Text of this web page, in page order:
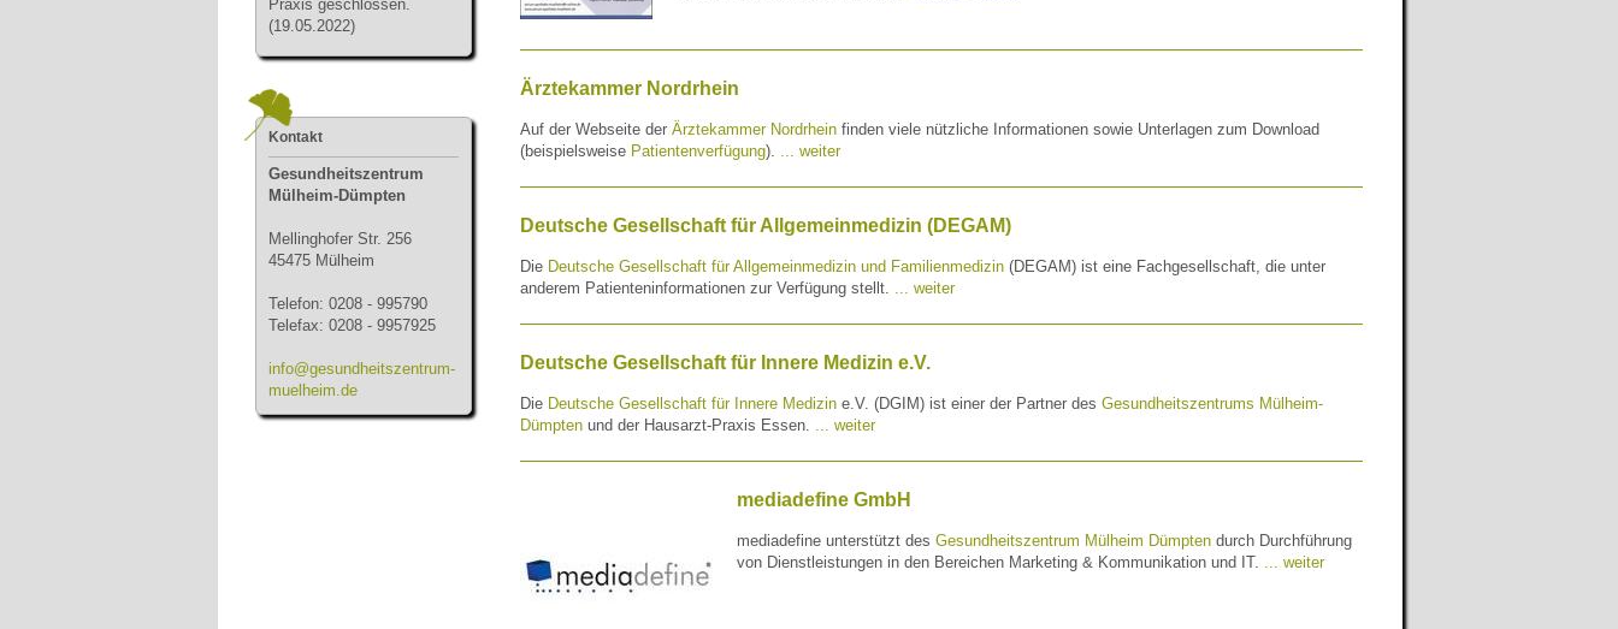
Praxis geschlossen.
(19.05.2022)
Kontakt
Gesundheitszentrum
Mülheim-Dümpten
Mellinghofer Str. 256
45475 Mülheim
Telefon: 0208 - 995790
Telefax: 0208 - 9957925
info@gesundheitszentrum-
muelheim.de
Ärztekammer Nordrhein
Auf der Webseite der Ärztekammer Nordrhein finden viele nützliche Informationen sowie Unterlagen zum Download
(beispielsweise Patientenverfügung). ... weiter
Deutsche Gesellschaft für Allgemeinmedizin (DEGAM)
Die Deutsche Gesellschaft für Allgemeinmedizin und Familienmedizin (DEGAM) ist eine Fachgesellschaft, die unter
anderem Patienteninformationen zur Verfügung stellt. ... weiter
Deutsche Gesellschaft für Innere Medizin e.V.
Die Deutsche Gesellschaft für Innere Medizin e.V. (DGIM) ist einer der Partner des Gesundheitszentrums Mülheim-
Dümpten und der Hausarzt-Praxis Essen. ... weiter
mediadefine GmbH
mediadefine unterstützt des Gesundheitszentrum Mülheim Dümpten durch Durchführung
von Dienstleistungen in den Bereichen Marketing & Kommunikation und IT. ... weiter